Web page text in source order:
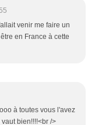
venir me faire un
en France à cette
à toutes vous l'avez
bien!!!!<br />